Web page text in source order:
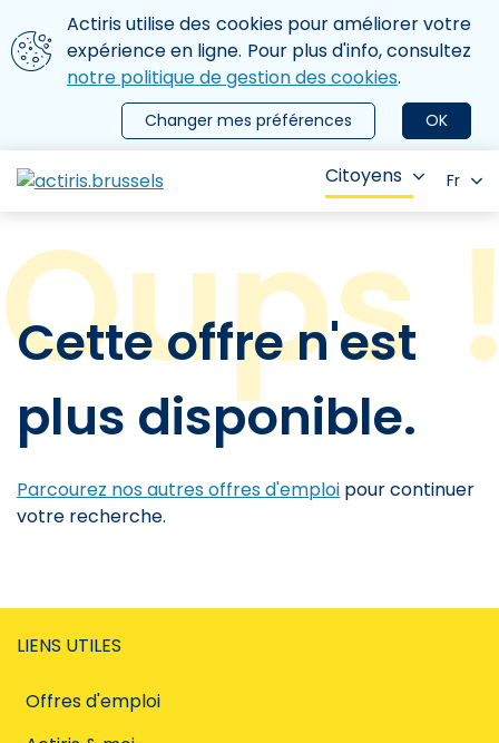
Aller au contenu principal
Nous utilisons des cookies
Actiris utilise des cookies pour améliorer votre
expérience en ligne. Pour plus d'info, consultez
notre politique de gestion des cookies.
OK
Changer mes préférences
le menu
Citoyens Fr
Cette offre n'est
plus disponible.
Parcourez nos autres offres d'emploi pour continuer
votre recherche.
LIENS UTILES
Offres d'emploi